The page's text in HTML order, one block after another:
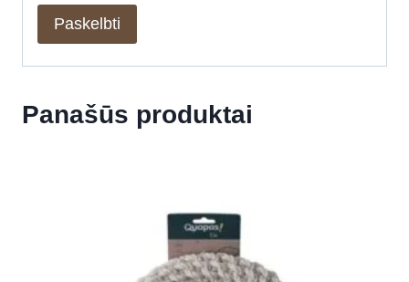
Panašūs produktai